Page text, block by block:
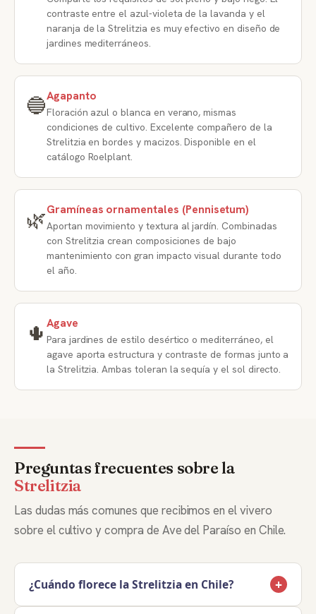
contraste entre el azul-violeta de la lavanda y el
naranja de la Strelitzia es muy efectivo en diseño de
jardines mediterráneos.
🔵Agapanto
Floración azul o blanca en verano, mismas
condiciones de cultivo. Excelente compañero de la
Strelitzia en bordes y macizos. Disponible en el
catálogo Roelplant.
🌿Gramíneas ornamentales (Pennisetum)
Aportan movimiento y textura al jardín. Combinadas
con Strelitzia crean composiciones de bajo
mantenimiento con gran impacto visual durante todo
el año.
🌵 Agave
Para jardines de estilo desértico o mediterráneo, el
agave aporta estructura y contraste de formas junto a
la Strelitzia. Ambas toleran la sequía y el sol directo.
Preguntas frecuentes sobre la
Strelitzia
Las dudas más comunes que recibimos en el vivero
sobre el cultivo y compra de Ave del Paraíso en Chile.
¿Cuándo florece la Strelitzia en Chile? +